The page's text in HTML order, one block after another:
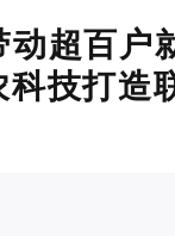
动超百户
技打造